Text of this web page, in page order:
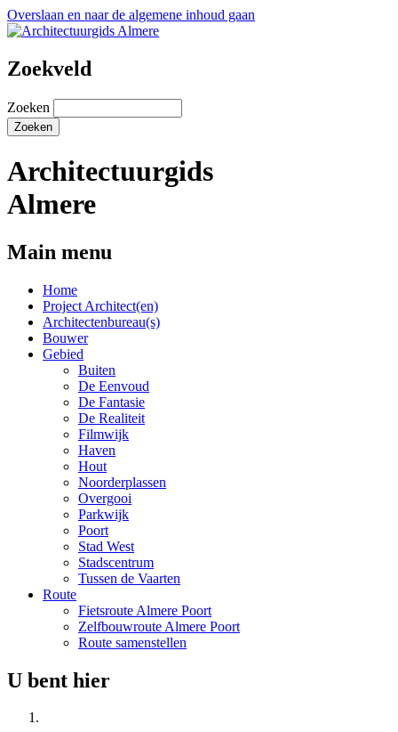
Overslaan en naar de algemene inhoud gaan
Zoekveld
Zoeken
Architectuurgids
Almere
Main menu
Home
Project Architect(en)
Architectenbureau(s)
Bouwer
Gebied
Buiten
De Eenvoud
De Fantasie
De Realiteit
Filmwijk
Haven
Hout
Noorderplassen
Overgooi
Parkwijk
Poort
Stad West
Stadscentrum
Tussen de Vaarten
Route
Fietsroute Almere Poort
Zelfbouwroute Almere Poort
Route samenstellen
U bent hier